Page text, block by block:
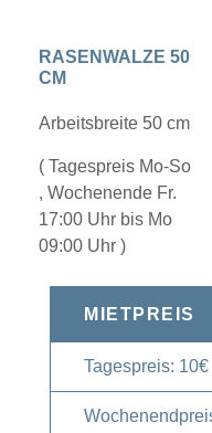
RASENWALZE 50
CM
Arbeitsbreite 50 cm
( Tagespreis Mo-So
, Wochenende Fr.
17:00 Uhr bis Mo
09:00 Uhr )
MIETPREIS
Tagespreis: 10€